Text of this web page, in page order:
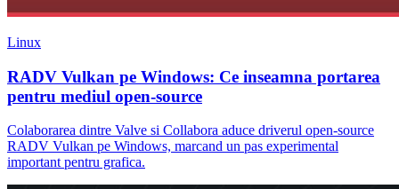
Linux
RADV Vulkan pe Windows: Ce inseamna portarea
pentru mediul open-source
Colaborarea dintre Valve si Collabora aduce driverul open-source
RADV Vulkan pe Windows, marcand un pas experimental
important pentru grafica.